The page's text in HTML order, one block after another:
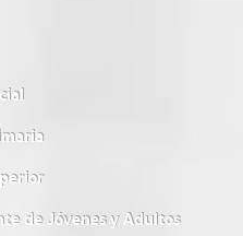
de Jóvenes y Adultos